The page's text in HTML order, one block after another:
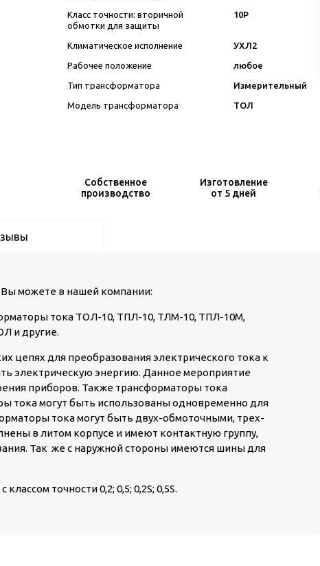
Класс точности: вторичной
обмотки для защиты
10P
Климатическое исполнение УХЛ2
Рабочее положение любое
Тип трансформатора Измерительный
Модель трансформатора ТОЛ
Собственное
производство
Изготовление
от 5 дней
Вы можете в нашей компании:
тока ТОЛ-10, ТПЛ-10, ТЛМ-10, ТПЛ-10М,
и другие.
цепях для преобразования электрического тока к
электрическую энергию. Данное мероприятие
приборов. Также трансформаторы тока
тока могут быть использованы одновременно для
тока могут быть двух-обмоточными, трех-
в литом корпусе и имеют контактную группу,
Так же с наружной стороны имеются шины для
точности 0,2; 0,5; 0,2S; 0,5S.